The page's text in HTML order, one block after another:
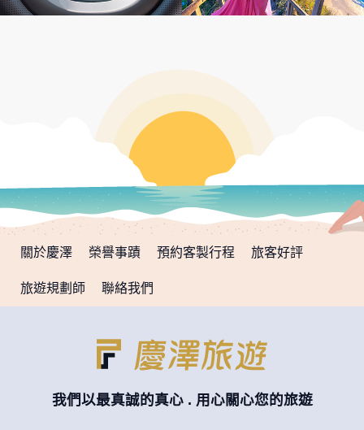
關於慶澤 榮譽事蹟 預約客製行程 旅客好評
旅遊規劃師 聯絡我們
我們以最真誠的真心 . 用心關心您的旅遊